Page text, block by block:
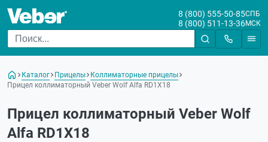
8 (800) 555-50-85СПБ
8 (800) 511-13-36МСК
Каталог Прицелы
Коллиматорные прицелы
Прицел коллиматорный Veber Wolf Alfa RD1X18
Прицел коллиматорный Veber Wolf
Alfa RD1X18